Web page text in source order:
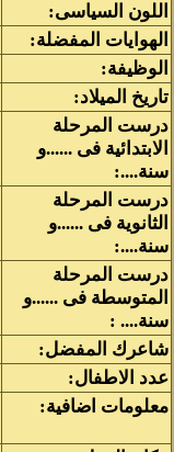
اللون السياسى:
الهوايات المفضلة:
الوظيفة:
تاريخ الميلاد:
درست المرحلة
الابتدائية فى ......و
سنة....:
درست المرحلة
الثانوية فى ......و
سنة....:
درست المرحلة
المتوسطة فى ......و
سنة.... :
شاعرك المفضل:
عدد الاطفال:
معلومات اضافية: